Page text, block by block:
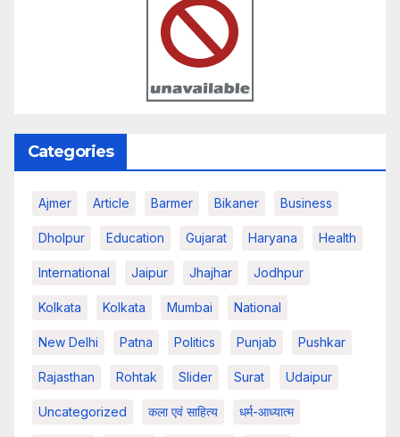
Categories
Ajmer Article Barmer Bikaner Business
Dholpur Education Gujarat Haryana Health
International Jaipur Jhajhar Jodhpur
Kolkata Kolkata Mumbai National
New Delhi Patna Politics Punjab Pushkar
Rajasthan Rohtak Slider Surat Udaipur
Uncategorized कला एवं साहित्य धर्म-आध्यात्म